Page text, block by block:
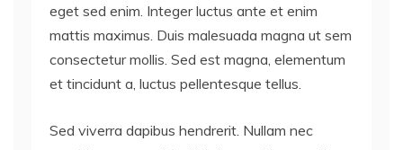
eget sed enim. Integer luctus ante et enim
mattis maximus. Duis malesuada magna ut sem
consectetur mollis. Sed est magna, elementum
et tincidunt a, luctus pellentesque tellus.
Sed viverra dapibus hendrerit. Nullam nec